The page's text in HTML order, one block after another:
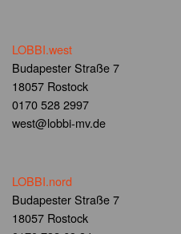
LOBBI.west
Budapester Straße 7
18057 Rostock
0170 528 2997
west@lobbi-mv.de
LOBBI.nord
Budapester Straße 7
18057 Rostock